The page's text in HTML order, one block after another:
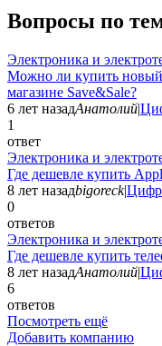
Вопросы по
Электроника и
Можно ли купить новый
магазине Save&Sale?
6 лет назадАнатолий|
1
ответ
Электроника и
Где дешевле купить
8 лет назадbigoreck|
0
ответов
Электроника и
Где дешевле купить
8 лет назадАнатолий|
6
ответов
Посмотреть ещё
Добавить компанию